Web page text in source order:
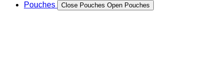
Pouches Close Pouches Open Pouches